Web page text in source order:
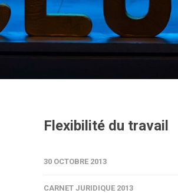
Flexibilité du travail
30 OCTOBRE 2013
CARNET JURIDIQUE 2013